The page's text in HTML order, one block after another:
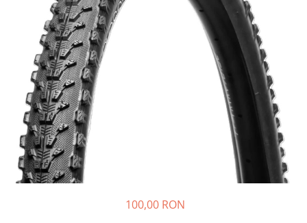
https://www.doctortrotineta.ro/lumini
Stop trotineta
Faruri
https://www.doctortrotineta.ro/cadru
Aparatori (aripi)
Cricuri trotineta
Suruburi
Suspensie
100,00 RON